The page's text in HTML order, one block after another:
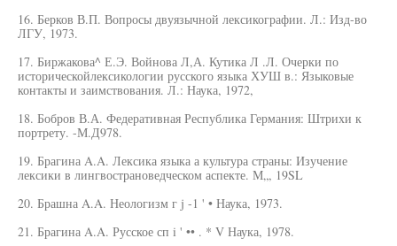
16. Берков В.П. Вопросы двуязычной лексикографии. Л.: Изд-во
ЛГУ, 1973.
17. Биржакова^ Е.Э. Войнова Л,А. Кутика Л .Л. Очерки по
историческойлексикологии русского языка ХУШ в.: Языковые
контакты и заимствования. Л.: Наука, 1972,
18. Бобров В.А. Федеративная Республика Германия: Штрихи к
портрету. -М.Д978.
19. Брагина A.A. Лексика языка а культура страны: Изучение
лексики в лингвострановедческом аспекте. М„, 19SL
20. Брашна A.A. Неологизм г j -1 ' • Наука, 1973.
21. Брагина A.A. Русское сп i ' •• . * V Наука, 1978.